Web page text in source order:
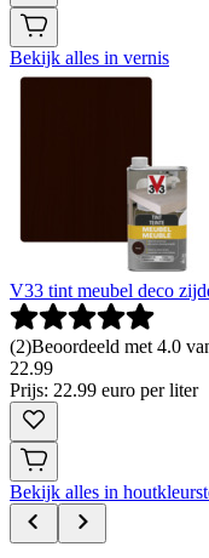
Bekijk alles in vernis
V33 tint meubel deco
(2)Beoordeeld met 4.0
22.99
Prijs: 22.99 euro per liter
Bekijk alles in